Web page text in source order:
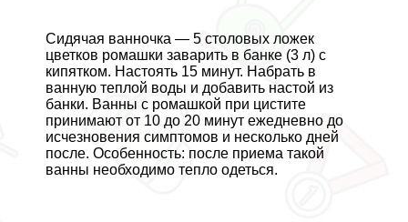
Сидячая ванночка — 5 столовых ложек
цветков ромашки заварить в банке (3 л) с
кипятком. Настоять 15 минут. Набрать в
ванную теплой воды и добавить настой из
банки. Ванны с ромашкой при цистите
принимают от 10 до 20 минут ежедневно до
исчезновения симптомов и несколько дней
после. Особенность: после приема такой
ванны необходимо тепло одеться.